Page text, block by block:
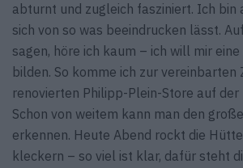
abturnt und zugleich fasziniert. Ich bin
sich von so was beeindrucken lässt.
sagen, höre ich kaum – ich will mir
bilden. So komme ich zur vereinbarten
renovierten Philipp-Plein-Store auf der
Schon von weitem kann man den
erkennen. Heute Abend rockt die
kleckern – so viel ist klar, dafür steht